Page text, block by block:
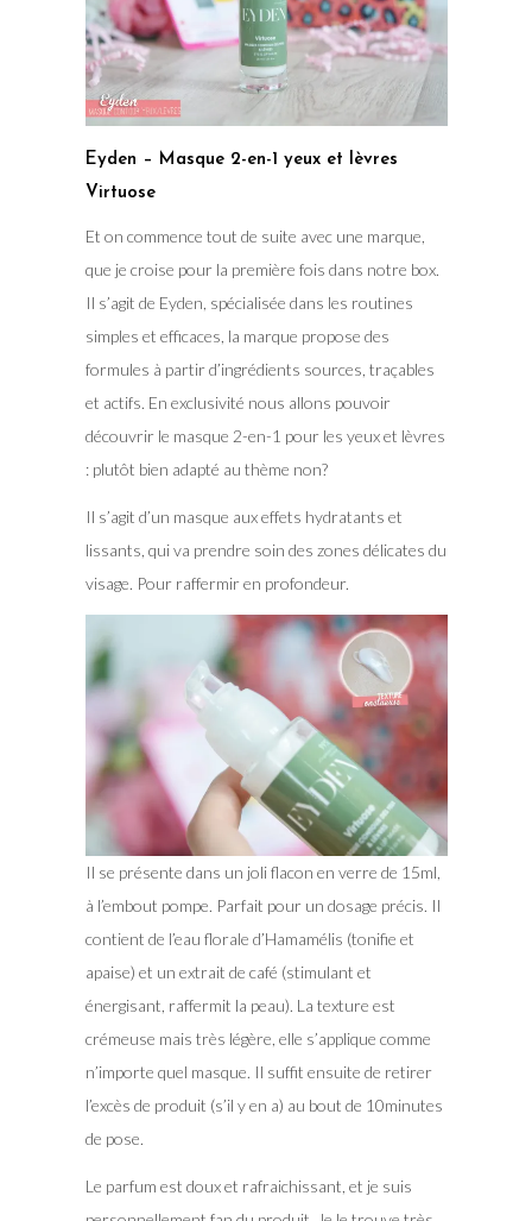
Eyden – Masque 2-en-1 yeux et lèvres
Virtuose
Et on commence tout de suite avec une marque,
que je croise pour la première fois dans notre box.
Il s’agit de Eyden, spécialisée dans les routines
simples et efficaces, la marque propose des
formules à partir d’ingrédients sources, traçables
et actifs. En exclusivité nous allons pouvoir
découvrir le masque 2-en-1 pour les yeux et lèvres
: plutôt bien adapté au thème non?
Il s’agit d’un masque aux effets hydratants et
lissants, qui va prendre soin des zones délicates du
visage. Pour raffermir en profondeur.
Il se présente dans un joli flacon en verre de 15ml,
à l’embout pompe. Parfait pour un dosage précis. Il
contient de l’eau florale d’Hamamélis (tonifie et
apaise) et un extrait de café (stimulant et
énergisant, raffermit la peau). La texture est
crémeuse mais très légère, elle s’applique comme
n’importe quel masque. Il suffit ensuite de retirer
l’excès de produit (s’il y en a) au bout de 10minutes
de pose.
Le parfum est doux et rafraichissant, et je suis